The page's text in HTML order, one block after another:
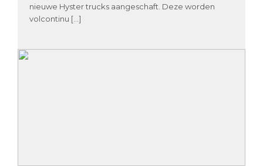
nieuwe Hyster trucks aangeschaft. Deze worden
volcontinu […]